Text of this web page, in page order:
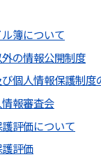
簿について
の情報公開制度
個人情報保護制度
報審査会
評価について
評価